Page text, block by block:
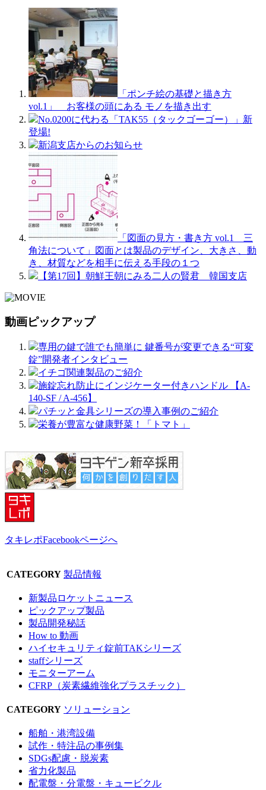
「ポンチ絵の基礎と描き方
vol.1」 お客様の頭にある モノを描き出す
No.0200に代わる「TAK55（タックゴーゴー）」新
登場!
新潟支店からのお知らせ
「図面の見方・書き方 vol.1 三
角法について」図面とは製品のデザイン、大きさ、動
き、材質などを相手に伝える手段の１つ
【第17回】朝鮮王朝にみる二人の賢君 韓国支店
動画ピックアップ
専用の鍵で誰でも簡単に 鍵番号が変更できる“可変
錠”開発者インタビュー
イチゴ関連製品のご紹介
施錠忘れ防止にインジケーター付きハンドル 【A-
140-SF / A-456】
パチッと金具シリーズの導入事例のご紹介
栄養が豊富な健康野菜！「トマト」
タキレポFacebookページへ
CATEGORY 製品情報
新製品ロケットニュース
ピックアップ製品
製品開発秘話
How to 動画
ハイセキュリティ錠前TAKシリーズ
staffシリーズ
モニターアーム
CFRP（炭素繊維強化プラスチック）
CATEGORY ソリューション
船舶・港湾設備
試作・特注品の事例集
SDGs配慮・脱炭素
省力化製品
配電盤・分電盤・キュービクル